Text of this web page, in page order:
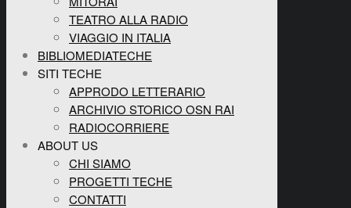
TEATRO ALLA RADIO
VIAGGIO IN ITALIA
BIBLIOMEDIATECHE
SITI TECHE
APPRODO LETTERARIO
ARCHIVIO STORICO OSN RAI
RADIOCORRIERE
ABOUT US
CHI SIAMO
PROGETTI TECHE
CONTATTI